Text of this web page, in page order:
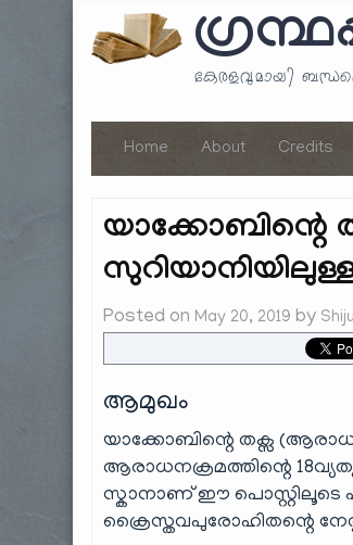
കേരളവുമായി
Home About Credits
യാക്കോബിന്റെ
Posted on May 20, 2019 by
ആമുഖം
യാക്കോബിന്റെ തക്സ
ആരാധനക്രമത്തിന്റെ
സ്കാനാണ് ഈ പൊസ്റ്റിലൂടെ
ക്രൈസ്തവപുരോഹിതന്റെ